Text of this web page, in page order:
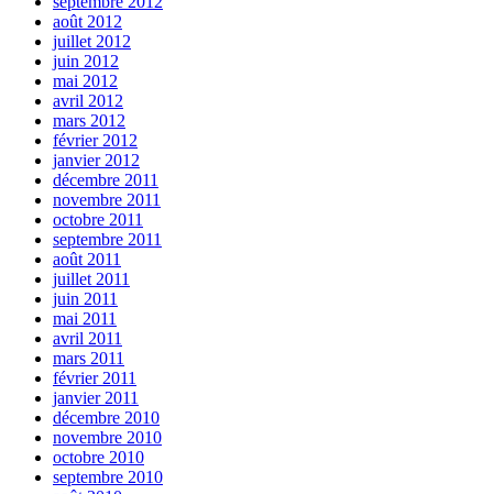
août 2012
juillet 2012
juin 2012
mai 2012
avril 2012
mars 2012
février 2012
janvier 2012
décembre 2011
novembre 2011
octobre 2011
septembre 2011
août 2011
juillet 2011
juin 2011
mai 2011
avril 2011
mars 2011
février 2011
janvier 2011
décembre 2010
novembre 2010
octobre 2010
septembre 2010